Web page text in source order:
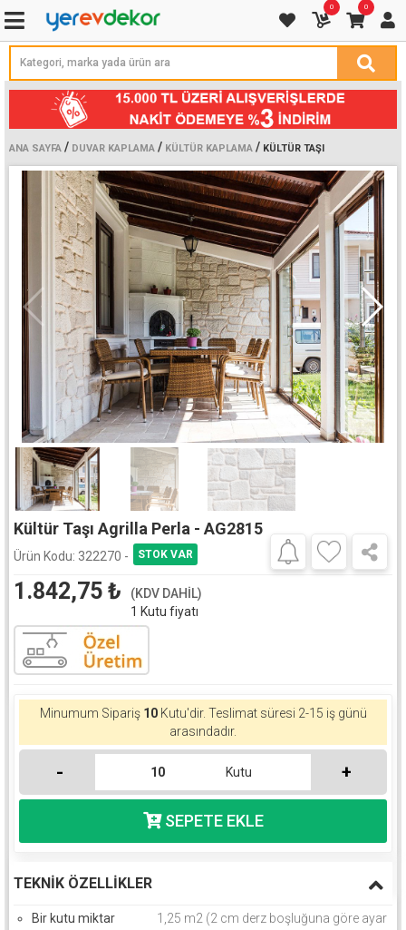
0 0
ANA SAYFA / DUVAR KAPLAMA / KÜLTÜR KAPLAMA / KÜLTÜR TAŞI
Kültür Taşı Agrilla Perla - AG2815
Ürün Kodu: 322270 -
1.842,75 ₺
(KDV DAHİL)
1 Kutu fiyatı
Minumum Sipariş 10Kutu'dir. Teslimat süresi 2-15 iş günü
arasındadır.
- Kutu +
TEKNIK ÖZELLIKLER
Bir kutu miktar
1,25 m2 (2 cm derz boşluğuna göre